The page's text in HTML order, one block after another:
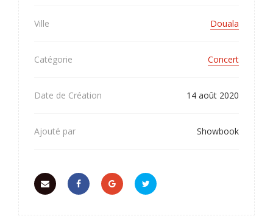
Ville Douala
Catégorie Concert
Date de Création 14 août 2020
Ajouté par Showbook